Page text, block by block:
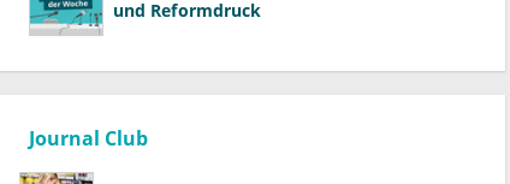
und Reformdruck
Journal Club